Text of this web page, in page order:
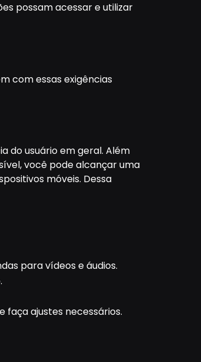
possam acessar e utilizar
com essas exigências
do usuário em geral. Além
você pode alcançar uma
móveis. Dessa
para vídeos e áudios.
faça ajustes necessários.